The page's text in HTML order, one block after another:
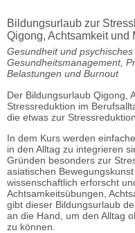
Bildungsurlaub zur
Qigong, Achtsamkeit und
Gesundheit und
Gesundheitsmanagement,
Belastungen und Burnout
Der Bildungsurlaub Qigong,
Stressreduktion im
die etwas zur
In dem Kurs werden
in den Alltag zu integrieren
Gründen besonders zur
asiatischen
wissenschaftlich erforscht
Achtsamkeitsübungen,
gibt dieser Bildungsurlaub
an die Hand, um den Alltag
zu können.